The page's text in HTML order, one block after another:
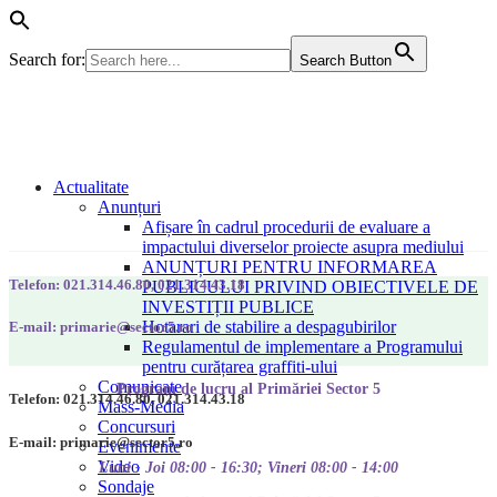
Search for: Search Button
Actualitate
Anunțuri
Afișare în cadrul procedurii de evaluare a
impactului diverselor proiecte asupra mediului
ANUNȚURI PENTRU INFORMAREA
PUBLICULUI PRIVIND OBIECTIVELE DE
INVESTIȚII PUBLICE
Hotarari de stabilire a despagubirilor
Regulamentul de implementare a Programului
pentru curățarea graffiti-ului
Comunicate
Mass-Media
Concursuri
Evenimente
Video
Sondaje
Telefon: 021.314.46.80, 021.314.43.18
E-mail: primarie@sector5.ro
Program de lucru al Primăriei Sector 5
Luni - Joi 08:00 - 16:30; Vineri 08:00 - 14:00
Telefon: 021.314.46.80, 021.314.43.18
E-mail: primarie@sector5.ro